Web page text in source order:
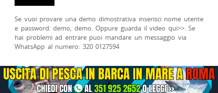
Se vuoi provare una demo dimostrativa inserisci nome utente
e password: demo, demo. Oppure guarda il video qui>>. Se
hai problemi ad entrare puoi mandare un messaggio via
WhatsApp al numero: 320 0127594